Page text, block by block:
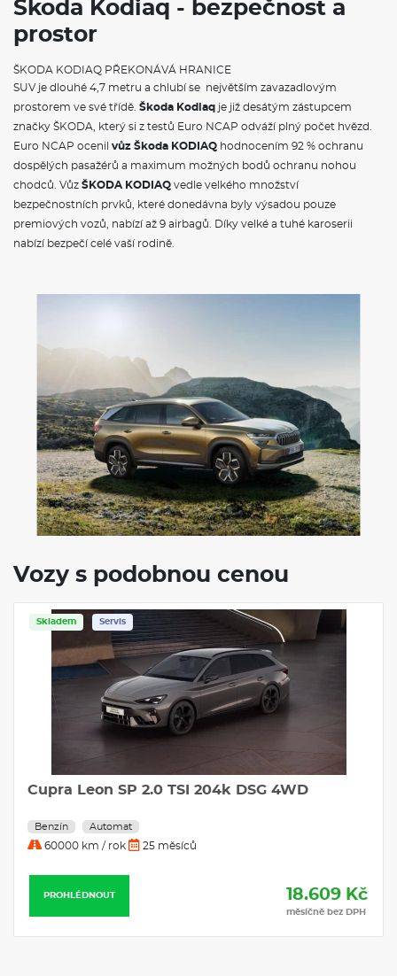
Škoda Kodiaq - bezpečnost a
prostor
ŠKODA KODIAQ PŘEKONÁVÁ HRANICE
SUV je dlouhé 4,7 metru a chlubí se největším zavazadlovým
prostorem ve své třídě. Škoda Kodiaq je již desátým zástupcem
značky ŠKODA, který si z testů Euro NCAP odváží plný počet hvězd.
Euro NCAP ocenil vůz Škoda KODIAQ hodnocením 92 % ochranu
dospělých pasažérů a maximum možných bodů ochranu nohou
chodců. Vůz ŠKODA KODIAQ vedle velkého množství
bezpečnostních prvků, které donedávna byly výsadou pouze
premiových vozů, nabízí až 9 airbagů. Díky velké a tuhé karoserii
nabízí bezpečí celé vaší rodině.
Vozy s podobnou cenou
Skladem Servis
Cupra Leon SP 2.0 TSI 204k DSG 4WD
Benzín Automat
60000 km / rok 25 měsíců
PROHLÉDNOUT 18.609 Kč
měsíčně bez DPH